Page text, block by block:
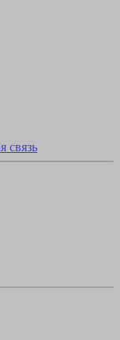
связь